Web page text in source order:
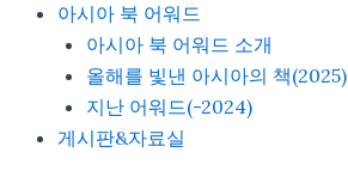
아시아 북 어워드
아시아 북 어워드 소개
올해를 빛낸 아시아의 책(2025)
지난 어워드(-2024)
게시판&자료실